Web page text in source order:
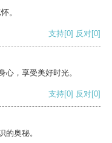
。
支持[0] 反对[0]
心，享受美好时光。
支持[0] 反对[0]
的奥秘。